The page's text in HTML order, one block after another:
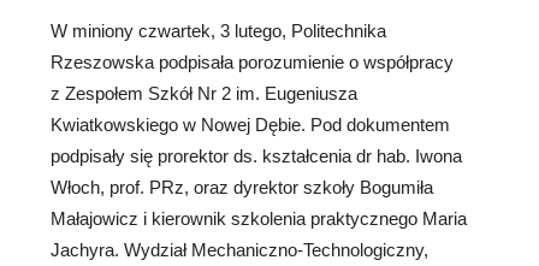
W miniony czwartek, 3 lutego, Politechnika
Rzeszowska podpisała porozumienie o współpracy
z Zespołem Szkół Nr 2 im. Eugeniusza
Kwiatkowskiego w Nowej Dębie. Pod dokumentem
podpisały się prorektor ds. kształcenia dr hab. Iwona
Włoch, prof. PRz, oraz dyrektor szkoły Bogumiła
Małajowicz i kierownik szkolenia praktycznego Maria
Jachyra. Wydział Mechaniczno-Technologiczny,